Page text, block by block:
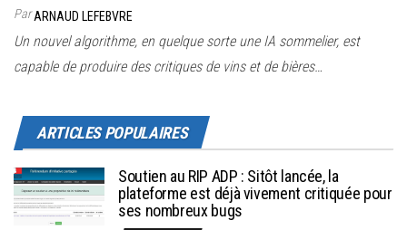
ParARNAUD LEFEBVRE
Un nouvel algorithme, en quelque sorte une IA sommelier, est
capable de produire des critiques de vins et de bières…
ARTICLES POPULAIRES
Soutien au RIP ADP : Sitôt lancée, la
plateforme est déjà vivement critiquée pour
ses nombreux bugs